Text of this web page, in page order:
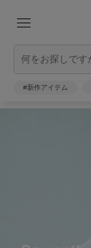
#新作アイテム